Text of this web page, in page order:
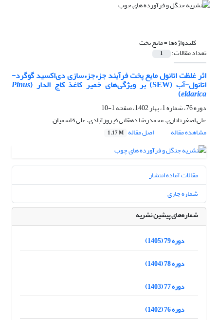
کلیدواژه‌ها =مایع پخت
تعداد مقالات: 1
اثر غلظت اتانول مایع پخت فرآیند جزءجزءسازی دی‌اکسید گوگرد-
اتانول-آب (SEW) بر ویژگی‌های خمیر کاغذ کاج الدار ( Pinus
eldarica
)
دوره 76، شماره 1، بهار 1402، صفحه
1-10
علی اصغر تاتاری، محمدرضا دهقانی فیروزآبادی، علی قاسمیان
مشاهده مقاله
اصل مقاله 1.17 M
مقالات آماده انتشار
شماره جاری
شماره‌های پیشین نشریه
دوره 79 (1405)
دوره 78 (1404)
دوره 77 (1403)
دوره 76 (1402)